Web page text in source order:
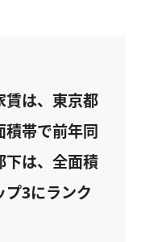
賃は、東京都
積帯で前年同
下は、全面積
プ3にランク